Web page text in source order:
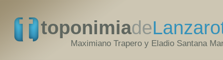
toponimiade
Maximiano Trapero y Eladio Santana